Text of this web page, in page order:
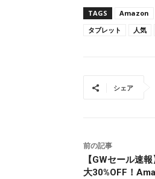
TAGS Amazon
タブレット
人気
シェア
前の記事
【GWセール速
大30%OFF！